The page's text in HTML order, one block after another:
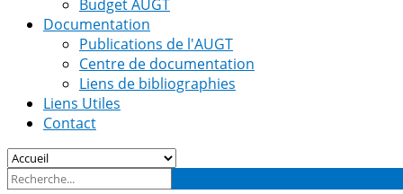
Budget AUGT
Documentation
Publications de l'AUGT
Centre de documentation
Liens de bibliographies
Liens Utiles
Contact